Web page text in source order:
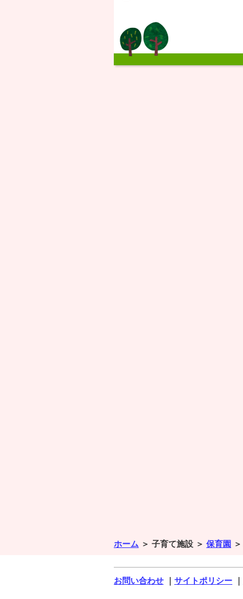
ホーム ＞ 子育て施設 ＞ 保育園 ＞
お問い合わせ サイトポリシー